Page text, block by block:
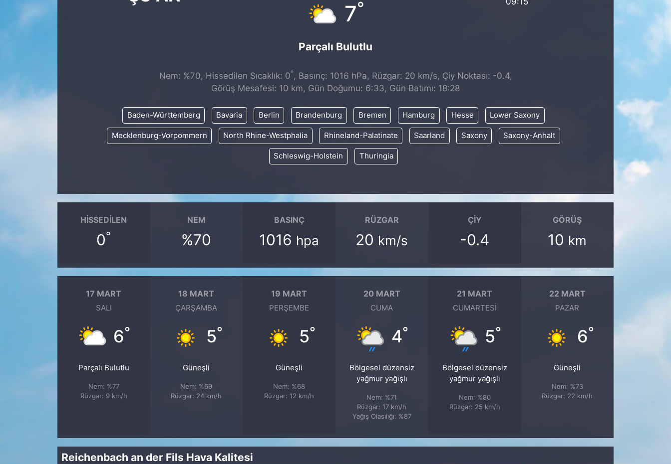
7°
Parçalı Bulutlu
Nem: %70, Hissedilen Sıcaklık: 0° , Basınç: 1016 hPa, Rüzgar: 20 km/s, Çiy Noktası: -0.4,
Görüş Mesafesi: 10 km, Gün Doğumu: 6:33, Gün Batımı: 18:28
Baden-Württemberg Bavaria Berlin Brandenburg Bremen Hamburg Hesse Lower Saxony
Mecklenburg-Vorpommern North Rhine-Westphalia Rhineland-Palatinate Saarland Saxony Saxony-Anhalt
Schleswig-Holstein Thuringia
HISSEDILEN
0°
NEM
%70
BASINÇ
1016 hpa
RÜZGAR
20 km/s
ÇIY
-0.4
GÖRÜŞ
10 km
17 MART
SALI
6°
Parçalı Bulutlu
Nem: %77
Rüzgar: 9 km/h
18 MART
ÇARŞAMBA
5°
Güneşli
Nem: %69
Rüzgar: 24 km/h
19 MART
PERŞEMBE
5°
Güneşli
Nem: %68
Rüzgar: 12 km/h
20 MART
CUMA
4°
Bölgesel düzensiz
yağmur yağışlı
Nem: %71
Rüzgar: 17 km/h
Yağış Olasılığı: %87
21 MART
CUMARTESI
5°
Bölgesel düzensiz
yağmur yağışlı
Nem: %80
Rüzgar: 25 km/h
22 MART
PAZAR
6°
Güneşli
Nem: %73
Rüzgar: 22 km/h
Reichenbach an der Fils Hava Kalitesi
SİYASET